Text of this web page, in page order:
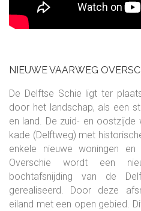
NIEUWE VAARWEG
De Delftse Schie ligt ter
door het landschap, als een
en land. De zuid- en
kade (Delftweg) met
enkele nieuwe woningen
Overschie wordt een
bochtafsnijding van de
gerealiseerd. Door deze
eiland met een open gebied.